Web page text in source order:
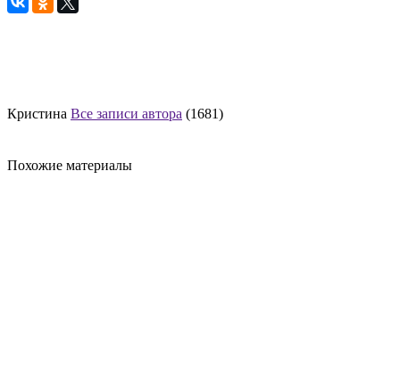
Кристина Все записи автора (1681)
Похожие материалы